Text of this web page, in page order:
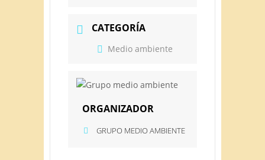
CATEGORÍA
Medio ambiente
ORGANIZADOR
GRUPO MEDIO AMBIENTE